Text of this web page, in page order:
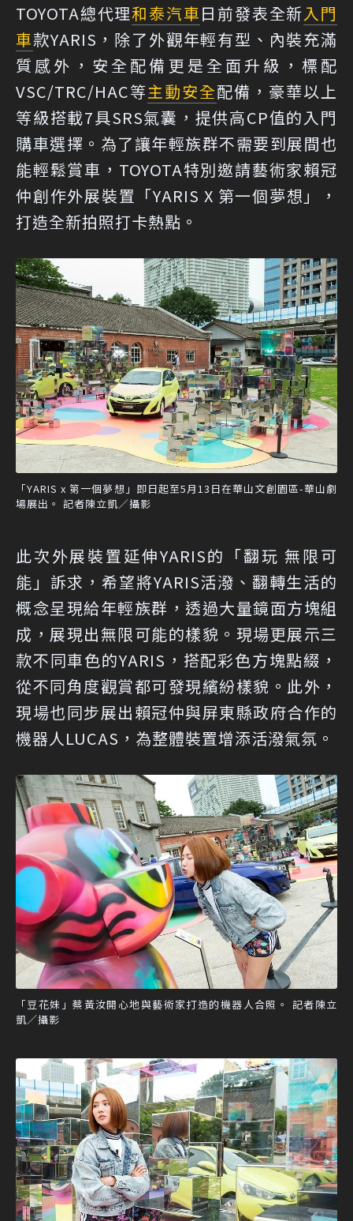
TOYOTA總代理和泰汽車日前發表全新入門
車款YARIS，除了外觀年輕有型、內裝充滿
質感外，安全配備更是全面升級，標配
VSC/TRC/HAC等主動安全配備，豪華以上
等級搭載7具SRS氣囊，提供高CP值的入門
購車選擇。為了讓年輕族群不需要到展間也
能輕鬆賞車，TOYOTA特別邀請藝術家賴冠
仲創作外展裝置「YARIS X 第一個夢想」，
打造全新拍照打卡熱點。
「YARIS x 第一個夢想」即日起至5月13日在華山文創園區-華山劇
場展出。 記者陳立凱／攝影
此次外展裝置延伸YARIS的「翻玩 無限可
能」訴求，希望將YARIS活潑、翻轉生活的
概念呈現給年輕族群，透過大量鏡面方塊組
成，展現出無限可能的樣貌。現場更展示三
款不同車色的YARIS，搭配彩色方塊點綴，
從不同角度觀賞都可發現繽紛樣貌。此外，
現場也同步展出賴冠仲與屏東縣政府合作的
機器人LUCAS，為整體裝置增添活潑氣氛。
「豆花妹」蔡黃汝開心地與藝術家打造的機器人合照。 記者陳立
凱／攝影